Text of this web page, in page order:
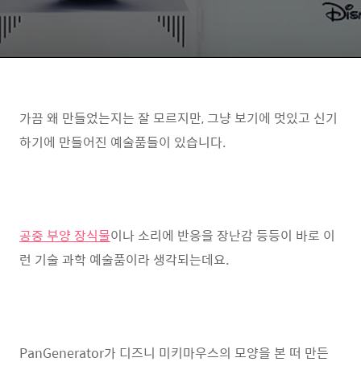
가끔 왜 만들었는지는 잘 모르지만, 그냥 보기에 멋있고 신기
하기에 만들어진 예술품들이 있습니다.
공중 부양 장식물이나 소리에 반응을 장난감 등등이 바로 이
런 기술 과학 예술품이라 생각되는데요.
PanGenerator가 디즈니 미키마우스의 모양을 본 떠 만든